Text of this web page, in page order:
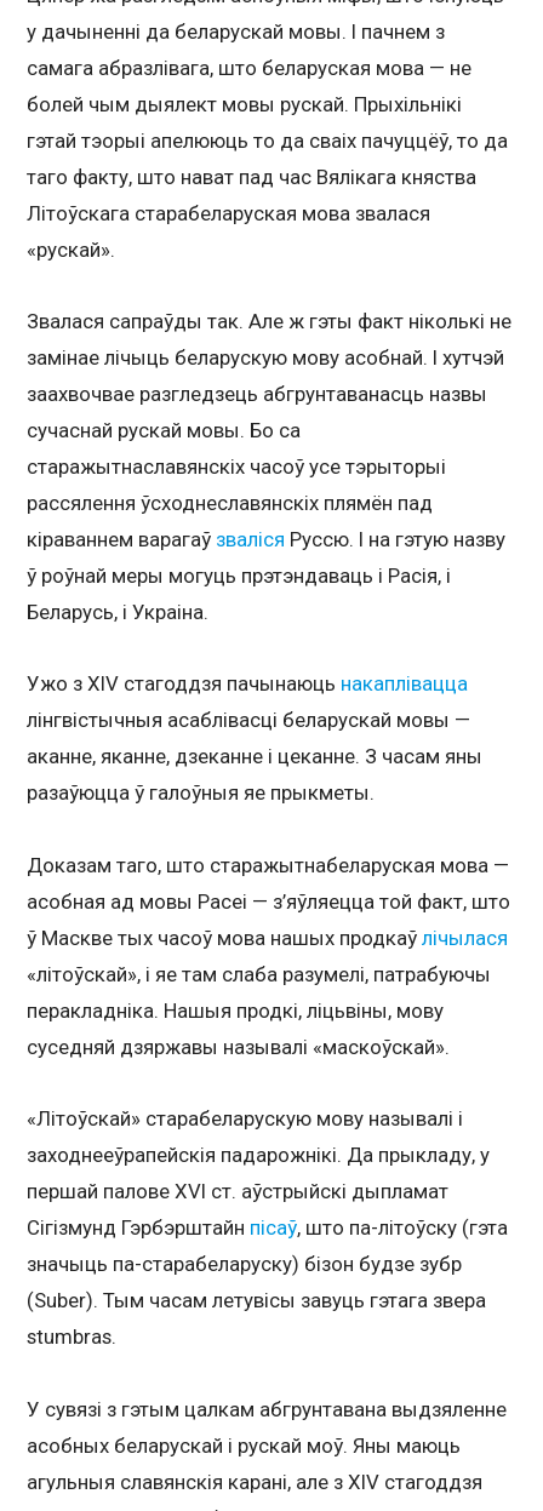
у дачыненні да беларускай мовы. І пачнем з
самага абразлівага, што беларуская мова — не
болей чым дыялект мовы рускай. Прыхільнікі
гэтай тэорыі апелююць то да сваіх пачуццёў, то да
таго факту, што нават пад час Вялікага княства
Літоўскага старабеларуская мова звалася
«рускай».
Звалася сапраўды так. Але ж гэты факт ніколькі не
замінае лічыць беларускую мову асобнай. І хутчэй
заахвочвае разгледзець абгрунтаванасць назвы
сучаснай рускай мовы. Бо са
старажытнаславянскіх часоў усе тэрыторыі
рассялення ўсходнеславянскіх плямён пад
кіраваннем варагаў зваліся Руссю. І на гэтую назву
ў роўнай меры могуць прэтэндаваць і Расія, і
Беларусь, і Украіна.
Ужо з XIV стагоддзя пачынаюць накаплівацца
лінгвістычныя асаблівасці беларускай мовы —
аканне, яканне, дзеканне і цеканне. З часам яны
разаўюцца ў галоўныя яе прыкметы.
Доказам таго, што старажытнабеларуская мова —
асобная ад мовы Расеі — з’яўляецца той факт, што
ў Маскве тых часоў мова нашых продкаўлічылася
«літоўскай», і яе там слаба разумелі, патрабуючы
перакладніка. Нашыя продкі, ліцьвіны, мову
суседняй дзяржавы называлі «маскоўскай».
«Літоўскай» старабеларускую мову называлі і
заходнееўрапейскія падарожнікі. Да прыкладу, у
першай палове XVI ст. аўстрыйскі дыпламат
Сігізмунд Гэрбэрштайн пісаў, што па-літоўску (гэта
значыць па-старабеларуску) бізон будзе зубр
(Suber). Тым часам летувісы завуць гэтага звера
stumbras.
У сувязі з гэтым цалкам абгрунтавана выдзяленне
асобных беларускай і рускай моў. Яны маюць
агульныя славянскія карані, але з XIV стагоддзя